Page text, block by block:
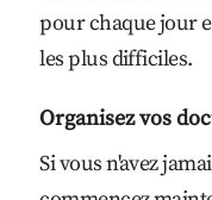
pour chaque jour
les plus difficiles.
Organisez vos
Si vous n'avez